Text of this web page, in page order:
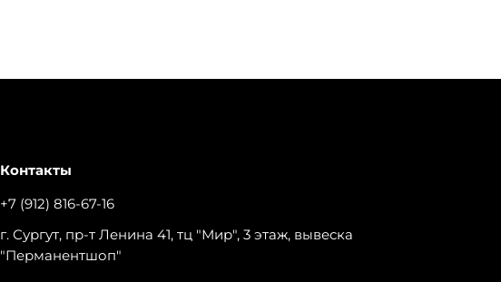
Контакты
+7 (912) 816-67-16
г. Сургут, пр-т Ленина 41, тц "Мир", 3 этаж, вывеска
"Перманентшоп"